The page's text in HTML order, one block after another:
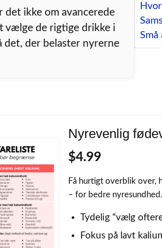
det ikke om avancerede
vælge de rigtige drikke i
det, der belaster nyrerne
Små
Nyrevenlig
$4.99
Få hurtigt overblik over,
– for bedre nyresundhed.
Tydelig “vælg
Fokus på lavt